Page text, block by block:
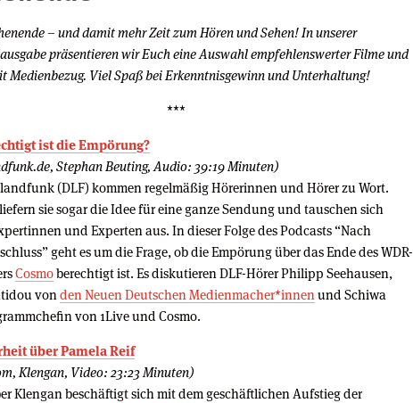
– und damit mehr Zeit zum Hören und Sehen! In unserer
präsentieren wir Euch eine Auswahl empfehlenswerter Filme und
Medienbezug. Viel Spaß bei Erkenntnisgewinn und Unterhaltung!
***
ist die Empörung?
Stephan Beuting, Audio: 39:19 Minuten)
(DLF) kommen regelmäßig Hörerinnen und Hörer zu Wort.
sie sogar die Idee für eine ganze Sendung und tauschen sich
und Experten aus. In dieser Folge des Podcasts “Nach
geht es um die Frage, ob die Empörung über das Ende des WDR-
Cosmoberechtigt ist. Es diskutieren DLF-Hörer Philipp Seehausen,
von den Neuen Deutschen Medienmacher*innen und Schiwa
von 1Live und Cosmo.
über Pamela Reif
Klengan, Video: 23:23 Minuten)
Klengan beschäftigt sich mit dem geschäftlichen Aufstieg der